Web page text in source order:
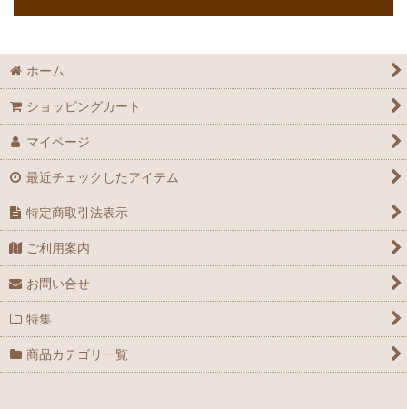
ホーム
ショッピングカート
マイページ
最近チェックしたアイテム
特定商取引法表示
ご利用案内
お問い合せ
特集
商品カテゴリ一覧